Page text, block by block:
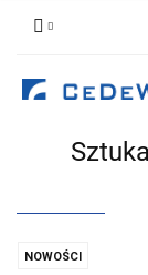
NOWOŚCI